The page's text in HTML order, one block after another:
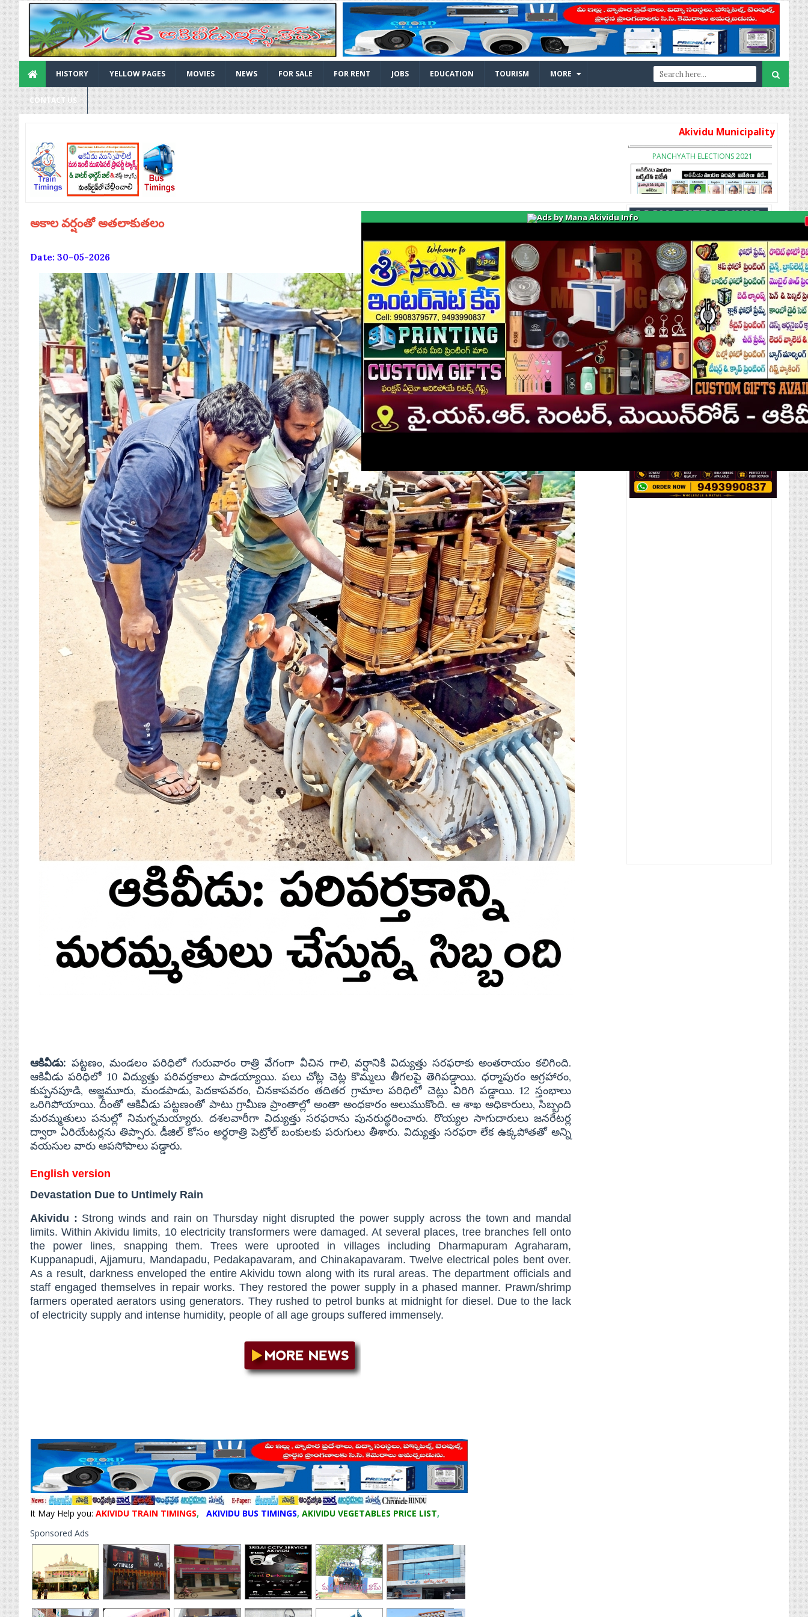
Ads by Mana Akividu Info
HISTORY YELLOW PAGES MOVIES NEWS FOR SALE FOR RENT JOBS EDUCATION TOURISM MORE
CONTACT US
Akividu Municipality Online Services
MUNICIPAL ELECTIONS 2021
PANCHYATH ELECTIONS 2021
MPTC/ZPTC ELECTION 2021
అకాల వర్షంతో అతలాకుతలం
Date: 30-05-2026
ఆకివీడు: పట్టణం, మండలం పరిధిలో గురువారం రాత్రి వేగంగా వీచిన గాలి, వర్షానికి విద్యుత్తు సరఫరాకు అంతరాయం కలిగింది.
ఆకివీడు పరిధిలో 10 విద్యుత్తు పరివర్తకాలు పాడయ్యాయి. పలు చోట్ల చెట్ల కొమ్మలు తీగలపై తెగిపడ్డాయి. ధర్మాపురం అగ్రహారం,
కుప్పనపూడి, అజ్జమూరు, మండపాడు, పెదకాపవరం, చినకాపవరం తదితర గ్రామాల పరిధిలో చెట్లు విరిగి పడ్డాయి. 12 స్తంభాలు
ఒరిగిపోయాయి. దీంతో ఆకివీడు పట్టణంతో పాటు గ్రామీణ ప్రాంతాల్లో అంతా అంధకారం అలుముకొంది. ఆ శాఖ అధికారులు, సిబ్బంది
మరమ్మతులు పనుల్లో నిమగ్నమయ్యారు. దశలవారీగా విద్యుత్తు సరఫరాను పునరుద్ధరించారు. రొయ్యల సాగుదారులు జనరేటర్ల
ద్వారా ఏరియేటర్లను తిప్పారు. డీజిల్ కోసం అర్ధరాత్రి పెట్రోల్ బంకులకు పరుగులు తీశారు. విద్యుత్తు సరఫరా లేక ఉక్కపోతతో అన్ని
వయసుల వారు ఆపసోపాలు పడ్డారు.
English version
Devastation Due to Untimely Rain
Akividu : Strong winds and rain on Thursday night disrupted the power supply across the town and mandal
limits. Within Akividu limits, 10 electricity transformers were damaged. At several places, tree branches fell onto
the power lines, snapping them. Trees were uprooted in villages including Dharmapuram Agraharam,
Kuppanapudi, Ajjamuru, Mandapadu, Pedakapavaram, and Chinakapavaram. Twelve electrical poles bent over.
As a result, darkness enveloped the entire Akividu town along with its rural areas. The department officials and
staff engaged themselves in repair works. They restored the power supply in a phased manner. Prawn/shrimp
farmers operated aerators using generators. They rushed to petrol bunks at midnight for diesel. Due to the lack
of electricity supply and intense humidity, people of all age groups suffered immensely.
డీ
ల్
కో
సం
ఆ
క్వా
ల
పా
ట్లు
ఖ
హా
జ
రు
కు
పా
ట్లు
It May Help you: AKIVIDU TRAIN TIMINGS, AKIVIDU BUS TIMINGS, AKIVIDU VEGETABLES PRICE LIST,
Sponsored Ads